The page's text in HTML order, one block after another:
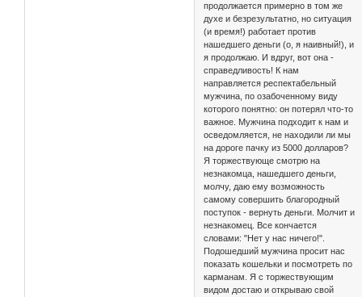
продолжается примерно в том же
духе и безрезультатно, но ситуация
(и время!) работает против
нашедшего деньги (о, я наивный!), и
я продолжаю. И вдруг, вот она -
справедливость! К нам
направляется респектабельный
мужчина, по озабоченному виду
которого понятно: он потерял что-то
важное. Мужчина подходит к нам и
осведомляется, не находили ли мы
на дороге пачку из 5000 долларов?
Я торжествующе смотрю на
незнакомца, нашедшего деньги,
молчу, даю ему возможность
самому совершить благородный
поступок - вернуть деньги. Молчит и
незнакомец. Все кончается
словами: "Нет у нас ничего!".
Подошедший мужчина просит нас
показать кошельки и посмотреть по
карманам. Я с торжествующим
видом достаю и открываю свой